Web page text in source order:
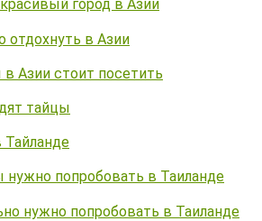
город в Азии
отдохнуть в Азии
Азии стоит посетить
тайцы
Тайланде
нужно попробовать в Таиланде
нужно попробовать в Таиланде